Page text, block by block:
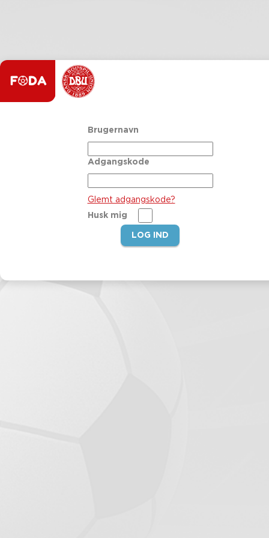
Brugernavn
Adgangskode
Glemt adgangskode?
Husk mig
LOG IND